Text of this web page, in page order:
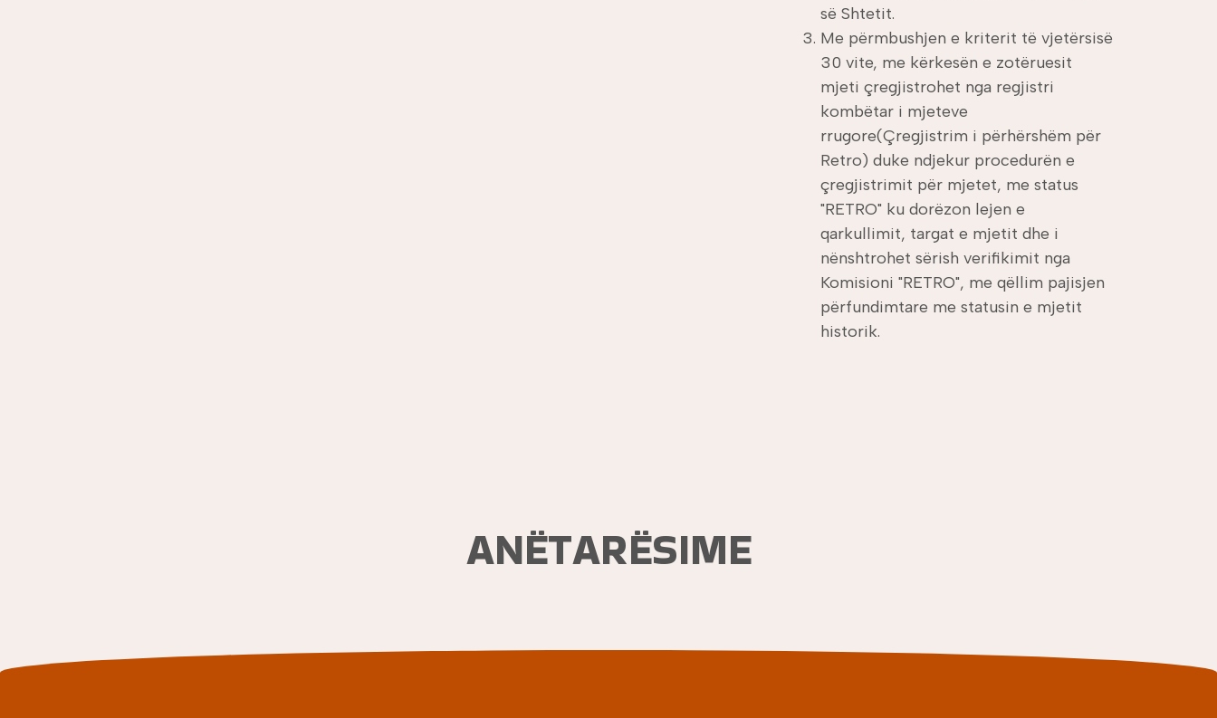
së Shtetit.
Me përmbushjen e kriterit të vjetërsisë
30 vite, me kërkesën e zotëruesit
mjeti çregjistrohet nga regjistri
kombëtar i mjeteve
rrugore(Çregjistrim i përhërshëm për
Retro) duke ndjekur procedurën e
çregjistrimit për mjetet, me status
"RETRO" ku dorëzon lejen e
qarkullimit, targat e mjetit dhe i
nënshtrohet sërish verifikimit nga
Komisioni "RETRO", me qëllim pajisjen
përfundimtare me statusin e mjetit
historik.
ANËTARËSIME